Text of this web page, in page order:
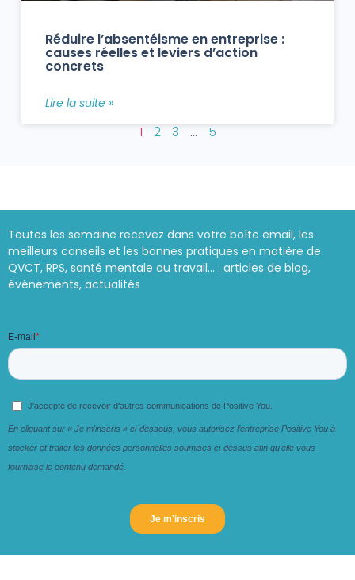
Réduire l’absentéisme en entreprise :
causes réelles et leviers d’action
concrets
Lire la suite »
1 2 3 … 5
Toutes les semaine recevez dans votre boîte email, les
meilleurs conseils et les bonnes pratiques en matière de
QVCT, RPS, santé mentale au travail… : articles de blog,
événements, actualités